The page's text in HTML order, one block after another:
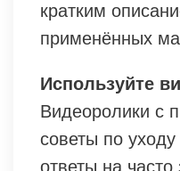
кратким
применённых
Используйте
Видеоролики с
советы по
ответы на